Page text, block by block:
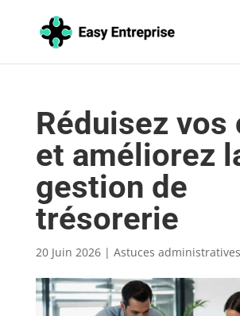
Réduisez vos
et améliorez
gestion de
trésorerie
20 Juin 2026| Astuces